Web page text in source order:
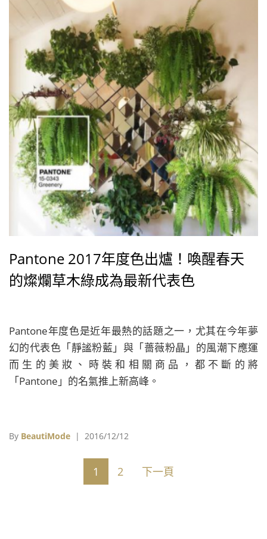
Pantone 2017年度色出爐！喚醒春天
的燦爛草木綠成為最新代表色
Pantone年度色是近年最熱的話題之一，尤其在今年夢
幻的代表色「靜謐粉藍」與「薔薇粉晶」的風潮下應運
而生的美妝、時裝和相關商品，都不斷的將
「Pantone」的名氣推上新高峰。
By BeautiMode | 2016/12/12
1 2 下一頁